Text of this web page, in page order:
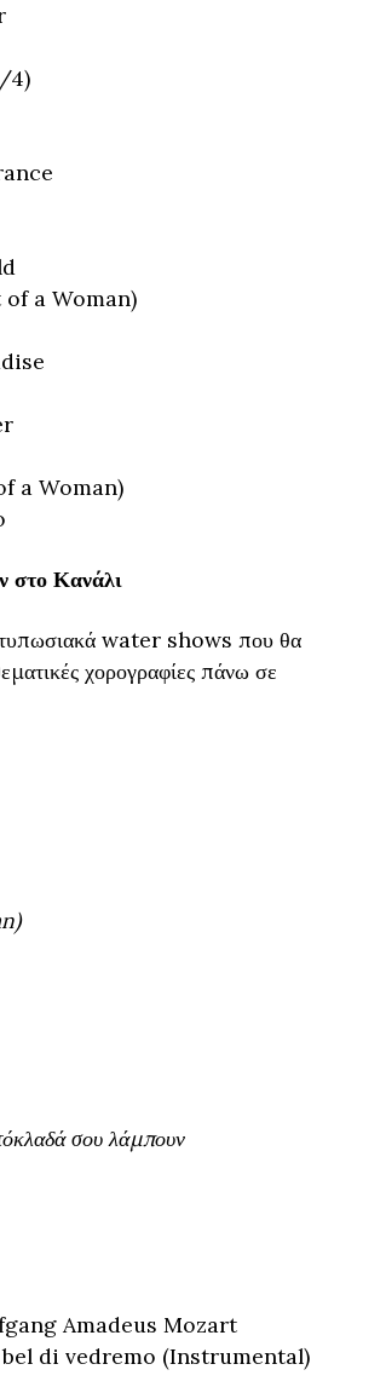
4)
a Woman)
a Woman)
στο Κανάλι
water shows που θα
χορογραφίες πάνω σε
σου λάμπουν
Amadeus Mozart
di vedremo (Instrumental)